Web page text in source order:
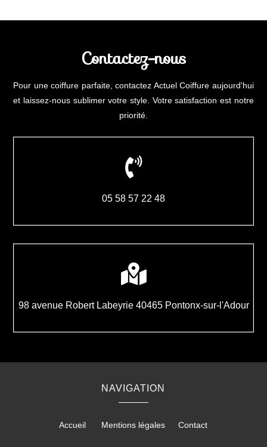
Contactez-nous
Pour une coiffure parfaite, contactez Actuel Coiffure aujourd'hui
et laissez-nous sublimer votre style. Votre satisfaction est notre
priorité.

05 58 57 22 48

98 avenue Robert Labeyrie 40465 Pontonx-sur-l'Adour
NAVIGATION
Accueil Mentions légales Contact